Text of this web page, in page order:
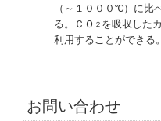
（～１０００℃）に比
る。ＣＯ ２ を吸収した
利用することができる。
お問い合わせ